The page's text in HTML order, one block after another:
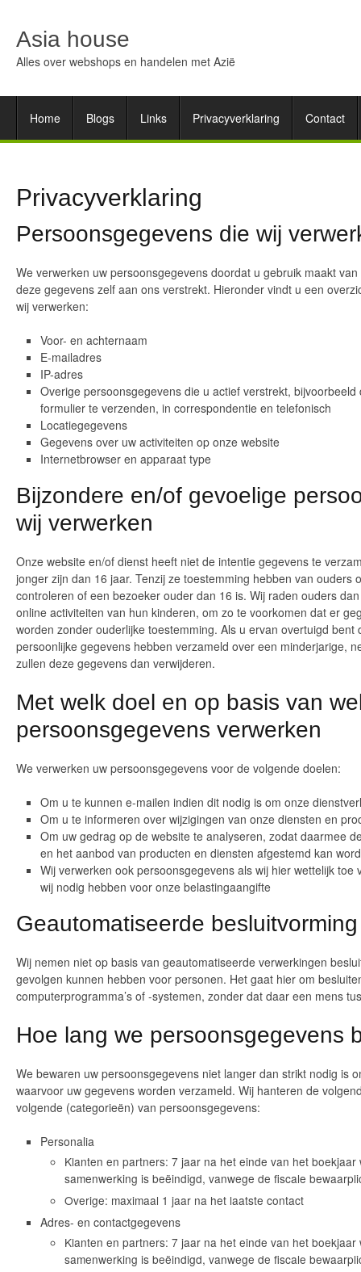
Asia house
Alles over webshops en handelen met Azië
Home Blogs Links Privacyverklaring Contact
Privacyverklaring
Persoonsgegevens die wij
We verwerken uw persoonsgegevens doordat u gebruik maakt
deze gegevens zelf aan ons verstrekt. Hieronder vindt u een
wij verwerken:
Voor- en achternaam
E-mailadres
IP-adres
Overige persoonsgegevens die u actief verstrekt,
formulier te verzenden, in correspondentie en telefonisch
Locatiegegevens
Gegevens over uw activiteiten op onze website
Internetbrowser en apparaat type
Bijzondere en/of gevoelige
wij verwerken
Onze website en/of dienst heeft niet de intentie gegevens te
jonger zijn dan 16 jaar. Tenzij ze toestemming hebben van ouders
controleren of een bezoeker ouder dan 16 is. Wij raden ouders
online activiteiten van hun kinderen, om zo te voorkomen dat er
worden zonder ouderlijke toestemming. Als u ervan overtuigd bent
persoonlijke gegevens hebben verzameld over een minderjarige,
zullen deze gegevens dan verwijderen.
Met welk doel en op basis van
persoonsgegevens verwerken
We verwerken uw persoonsgegevens voor de volgende doelen:
Om u te kunnen e-mailen indien dit nodig is om onze
Om u te informeren over wijzigingen van onze diensten en
Om uw gedrag op de website te analyseren, zodat daarmee
en het aanbod van producten en diensten afgestemd kan
Wij verwerken ook persoonsgegevens als wij hier wettelijk toe
wij nodig hebben voor onze belastingaangifte
Geautomatiseerde besluitvorming
Wij nemen niet op basis van geautomatiseerde verwerkingen
gevolgen kunnen hebben voor personen. Het gaat hier om
computerprogramma’s of -systemen, zonder dat daar een mens
Hoe lang we persoonsgegevens
We bewaren uw persoonsgegevens niet langer dan strikt nodig is
waarvoor uw gegevens worden verzameld. Wij hanteren de
volgende (categorieën) van persoonsgegevens:
Personalia
Klanten en partners: 7 jaar na het einde van het
samenwerking is beëindigd, vanwege de fiscale
Overige: maximaal 1 jaar na het laatste contact
Adres- en contactgegevens
Klanten en partners: 7 jaar na het einde van het
samenwerking is beëindigd, vanwege de fiscale